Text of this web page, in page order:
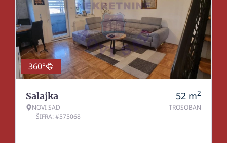
360°
Salajka
NOVI SAD
ŠIFRA: #575068
52 m2
TROSOBAN